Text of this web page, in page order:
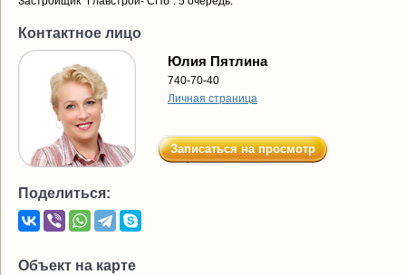
Контактное лицо
Юлия Пятлина
740-70-40
Личная страница
Записаться на просмотр
Поделиться:
Объект на карте